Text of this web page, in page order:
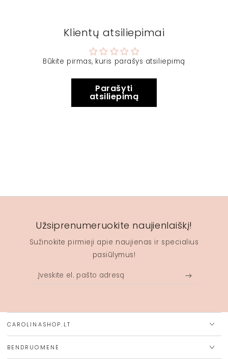
Klientų atsiliepimai
Būkite pirmas, kuris parašys atsiliepimą
Parašyti
atsiliepimą
Užsiprenumeruokite naujienlaiškį!
Sužinokite pirmieji apie naujienas ir specialius
pasiūlymus!
Įveskite
el.
CAROLINASHOP.LT
BENDRUOMENĖ